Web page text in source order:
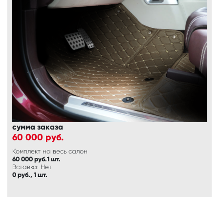
сумма заказа
60 000 руб.
Комплект на весь салон
60 000 руб.1 шт.
Вставка: Нет
0 руб., 1 шт.